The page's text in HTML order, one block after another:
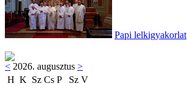
Papi lelkigyakorlat
< 2026. augusztus >
H K Sz Cs P Sz V